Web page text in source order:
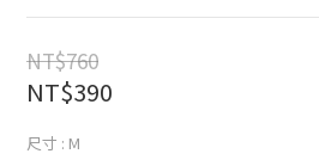
NT$760
NT$390
尺寸 : M